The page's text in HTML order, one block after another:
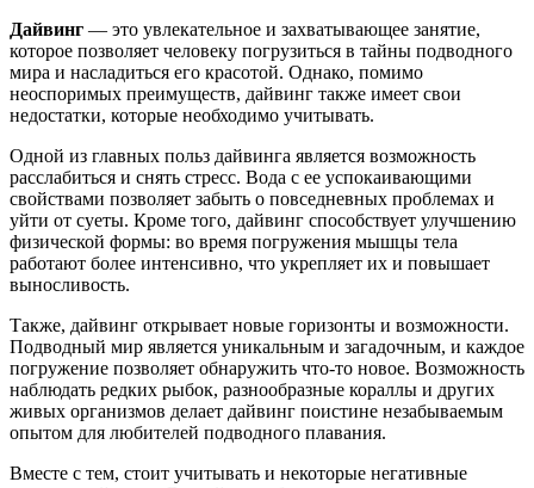
Дайвинг — это увлекательное и захватывающее занятие,
которое позволяет человеку погрузиться в тайны подводного
мира и насладиться его красотой. Однако, помимо
неоспоримых преимуществ, дайвинг также имеет свои
недостатки, которые необходимо учитывать.
Одной из главных польз дайвинга является возможность
расслабиться и снять стресс. Вода с ее успокаивающими
свойствами позволяет забыть о повседневных проблемах и
уйти от суеты. Кроме того, дайвинг способствует улучшению
физической формы: во время погружения мышцы тела
работают более интенсивно, что укрепляет их и повышает
выносливость.
Также, дайвинг открывает новые горизонты и возможности.
Подводный мир является уникальным и загадочным, и каждое
погружение позволяет обнаружить что-то новое. Возможность
наблюдать редких рыбок, разнообразные кораллы и других
живых организмов делает дайвинг поистине незабываемым
опытом для любителей подводного плавания.
Вместе с тем, стоит учитывать и некоторые негативные